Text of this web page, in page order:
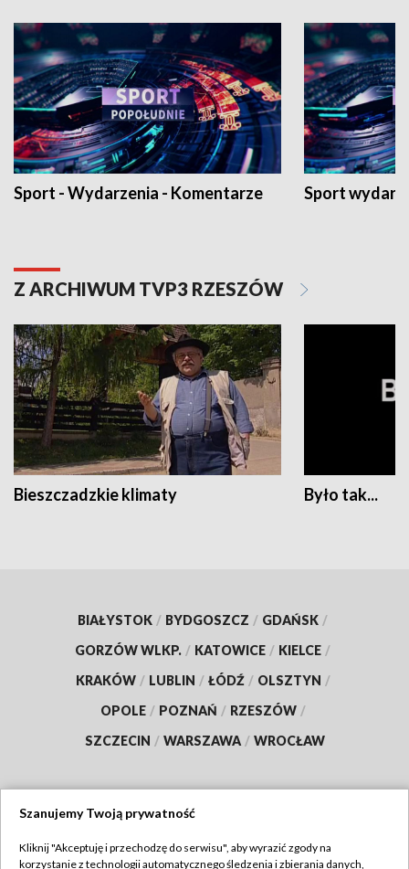
Sport - Wydarzenia - Komentarze Sport
Z ARCHIWUM TVP3 RZESZÓW
Bieszczadzkie klimaty Było tak...
BIAŁYSTOK / BYDGOSZCZ / GDAŃSK /
GORZÓW WLKP. / KATOWICE / KIELCE /
KRAKÓW / LUBLIN / ŁÓDŹ / OLSZTYN /
OPOLE / POZNAŃ / RZESZÓW /
SZCZECIN / WARSZAWA / WROCŁAW
Szanujemy Twoją prywatność
Kliknij "Akceptuję i przechodzę do serwisu", aby wyrazić zgody na
korzystanie z technologii automatycznego śledzenia i zbierania danych,